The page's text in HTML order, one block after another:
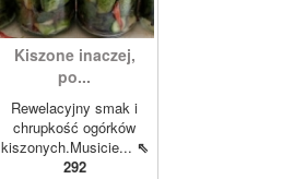
Kiszone inaczej,
po...
Rewelacyjny smak i
chrupkość ogórków
kiszonych.Musicie... ⇖
292